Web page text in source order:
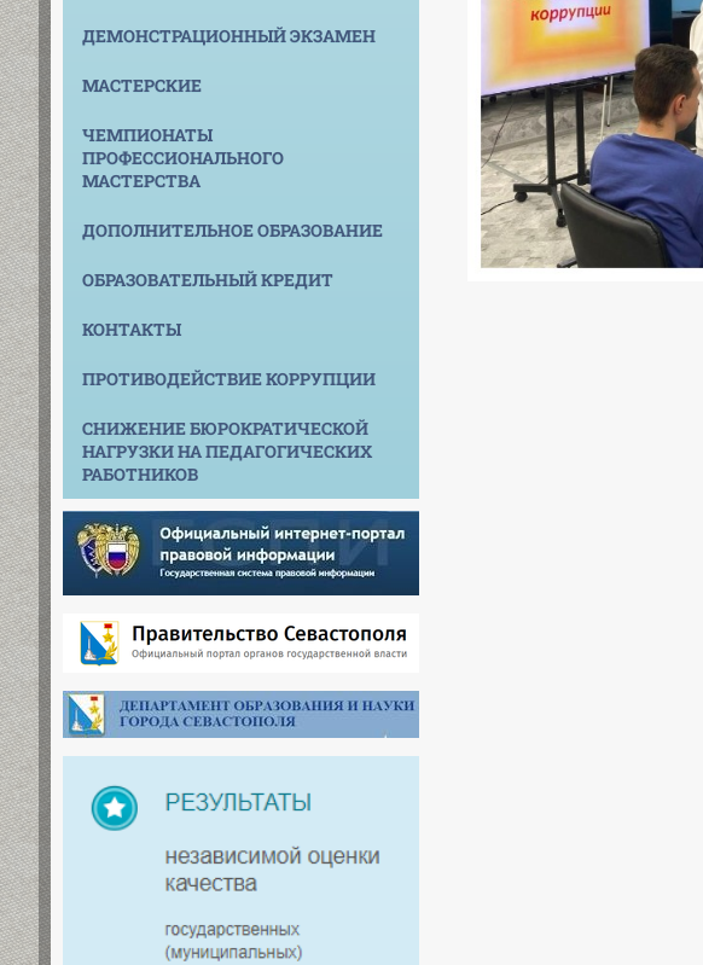
ДЕМОНСТРАЦИОННЫЙ ЭКЗАМЕН
МАСТЕРСКИЕ
ЧЕМПИОНАТЫ
ПРОФЕССИОНАЛЬНОГО
МАСТЕРСТВА
ДОПОЛНИТЕЛЬНОЕ ОБРАЗОВАНИЕ
ОБРАЗОВАТЕЛЬНЫЙ КРЕДИТ
КОНТАКТЫ
ПРОТИВОДЕЙСТВИЕ КОРРУПЦИИ
СНИЖЕНИЕ БЮРОКРАТИЧЕСКОЙ
НАГРУЗКИ НА ПЕДАГОГИЧЕСКИХ
РАБОТНИКОВ